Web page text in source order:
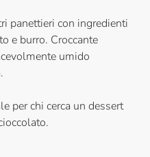
panettieri con ingredienti
e burro. Croccante
umido
per chi cerca un dessert